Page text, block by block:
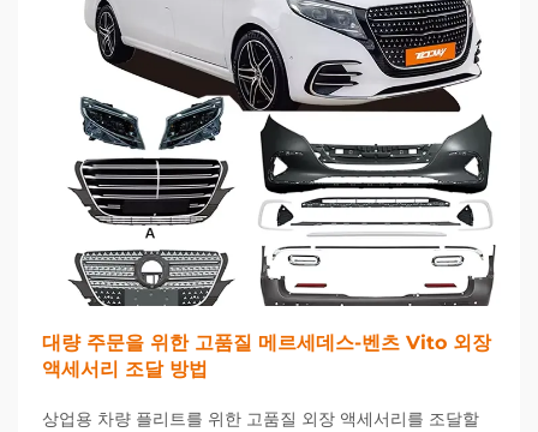
대량 주문을 위한 고품질 메르세데스-벤츠 Vito 외장
액세서리 조달 방법
상업용 차량 플리트를 위한 고품질 외장 액세서리를 조달할